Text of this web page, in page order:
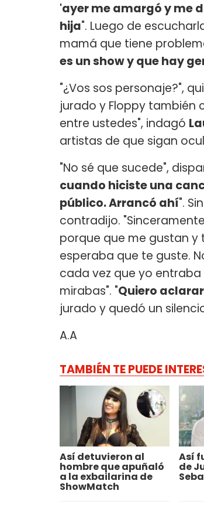
'ayer me amargó y me
hija". Luego de
mamá que tiene
es un show y que hay
"¿Vos sos personaje?",
jurado y Floppy también
entre ustedes", indagó
artistas de que sigan
"No sé que sucede",
cuando hiciste una
público. Arrancó ahí".
contradijo.
porque que me gustan y
esperaba que te guste.
cada vez que yo
mirabas". "Quiero
jurado y quedó un
A.A
TAMBIÉN TE PUEDE
Así detuvieron al
hombre que apuñaló
a la exbailarina de
ShowMatch
Así
de